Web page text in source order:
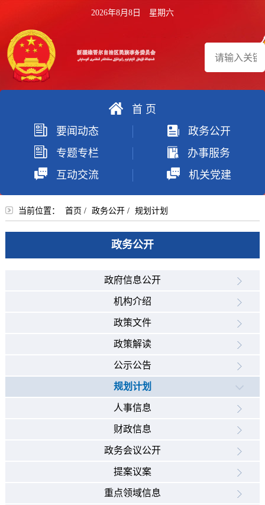
2026年8月8日 星期六
索
首 页
要闻动态
政务公开
专题专栏
办事服务
互动交流
机关党建
当前位置： 首页 / 政务公开/ 规划计划
政务公开
政府信息公开
机构介绍
政策文件
政策解读
公示公告
规划计划
人事信息
财政信息
政务会议公开
提案议案
重点领域信息